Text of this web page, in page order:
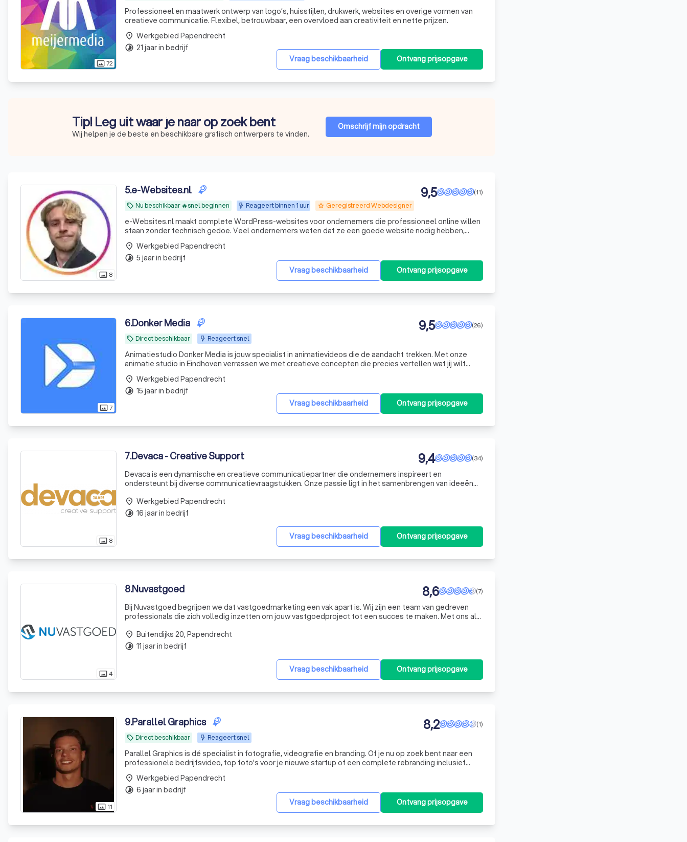
photo_size_select_actual72
Professioneel en maatwerk ontwerp van logo’s, huisstijlen, drukwerk, websites en overige vormen van
creatieve communicatie. Flexibel, betrouwbaar, een overvloed aan creativiteit en nette prijzen.
Vraag beschikbaarheid Ontvang prijsopgave
place Werkgebied Papendrecht
timelapse 21 jaar in bedrijf
Tip! Leg uit waar je naar op zoek bent
Wij helpen je de beste en beschikbare grafisch ontwerpers te vinden.
Omschrijf mijn opdracht
photo_size_select_actual 8
5.e-Websites.nl
local_offer Nu beschikbaar 🔥snel beginnen Reageert binnen 1 uur grade Geregistreerd Webdesigner
(11)
9,5
e-Websites.nl maakt complete WordPress-websites voor ondernemers die professioneel online willen
staan zonder technisch gedoe. Veel ondernemers weten dat ze een goede website nodig hebben,
maar lopen vast op keuzes zoals hosting, domeinnaam, e-mail, WordPress, onderhoud, beveiliging en
teksten. Wij
Vraag beschikbaarheid Ontvang prijsopgave
place Werkgebied Papendrecht
timelapse 5 jaar in bedrijf
photo_size_select_actual7
6.Donker Media
local_offer Direct beschikbaar Reageert snel
(26)
9,5
Animatiestudio Donker Media is jouw specialist in animatievideos die de aandacht trekken. Met onze
animatie studio in Eindhoven verrassen we met creatieve concepten die precies vertellen wat jij wilt
overbrengen. Dat doen we met een klein team van ervaren experts vanuit Eindhoven, voor
opdrachtgever
Vraag beschikbaarheid Ontvang prijsopgave
place Werkgebied Papendrecht
timelapse 15 jaar in bedrijf
photo_size_select_actual 8
7.Devaca - Creative Support (34)
9,4
Devaca is een dynamische en creatieve communicatiepartner die ondernemers inspireert en
ondersteunt bij diverse communicatievraagstukken. Onze passie ligt in het samenbrengen van ideeën
startende zzp'
Vraag beschikbaarheid Ontvang prijsopgave
place Werkgebied Papendrecht
timelapse 16 jaar in bedrijf
photo_size_select_actual4
8.Nuvastgoed (7)
8,6
Bij Nuvastgoed begrijpen we dat vastgoedmarketing een vak apart is. Wij zijn een team van gedreven
professionals die zich volledig inzetten om jouw vastgoedproject tot een succes te maken. Met ons als
Vraag beschikbaarheid Ontvang prijsopgave
place Buitendijks 20, Papendrecht
timelapse 11 jaar in bedrijf
photo_size_select_actual 11
9.Parallel Graphics
local_offer Direct beschikbaar Reageert snel
(1)
8,2
Parallel Graphics is dé specialist in fotografie, videografie en branding. Of je nu op zoek bent naar een
professionele bedrijfsvideo, top foto's voor je nieuwe startup of een complete rebranding inclusief
Vraag beschikbaarheid Ontvang prijsopgave
place Werkgebied Papendrecht
timelapse 6 jaar in bedrijf